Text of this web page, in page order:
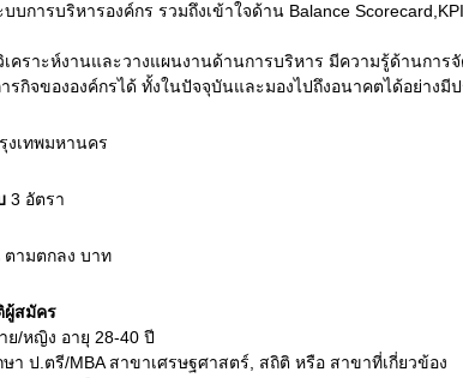
บการบริหารองค์กร รวมถึงเข้าใจด้าน Balance
เคราะห์งานและวางแผนงานด้านการบริหาร มีความรู้ด้านกา
รกิจขององค์กรได้ ทั้งในปัจจุบันและมองไปถึงอนาคตได้อย่างมี
งเทพมหานคร
3 อัตรา
ตามตกลง บาท
สมัคร
ย/หญิง อายุ 28-40 ปี
ษา ป.ตรี/MBA สาขาเศรษฐศาสตร์, สถิติ หรือ สาขาที่เกี่ยวข้อง